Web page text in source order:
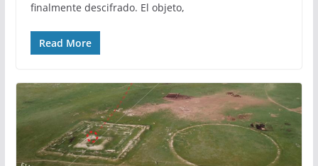
finalmente descifrado. El objeto,
Read More